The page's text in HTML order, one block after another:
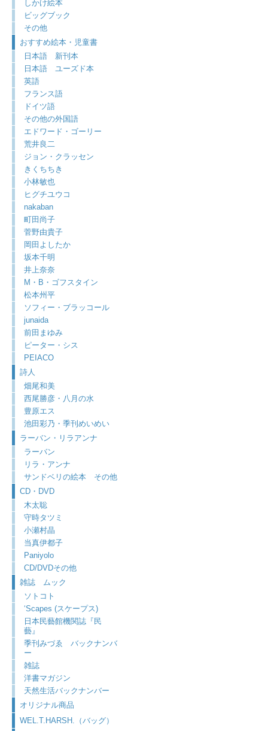
しかけ絵本
ビッグブック
その他
おすすめ絵本・児童書
日本語 新刊本
日本語 ユーズド本
英語
フランス語
ドイツ語
その他の外国語
エドワード・ゴーリー
荒井良二
ジョン・クラッセン
きくちちき
小林敏也
ヒグチユウコ
nakaban
町田尚子
菅野由貴子
岡田よしたか
坂本千明
井上奈奈
M・B・ゴフスタイン
松本州平
ソフィー・ブラッコール
junaida
前田まゆみ
ピーター・シス
PEIACO
詩人
畑尾和美
西尾勝彦・八月の水
豊原エス
池田彩乃・季刊めいめい
ラーバン・リラアンナ
ラーバン
リラ・アンナ
サンドベリの絵本 その他
CD・DVD
木太聡
守時タツミ
小瀬村晶
当真伊都子
Paniyolo
CD/DVDその他
雑誌 ムック
ソトコト
‘Scapes (スケープス)
日本民藝館機関誌『民
藝』
季刊みづゑ バックナンバ
ー
雑誌
洋書マガジン
天然生活バックナンバー
オリジナル商品
WEL.T.HARSH.（バッグ）